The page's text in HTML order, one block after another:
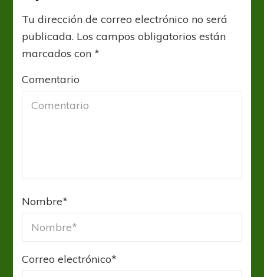
Tu dirección de correo electrónico no será
publicada. Los campos obligatorios están
marcados con*
Comentario
Nombre*
Correo electrónico*